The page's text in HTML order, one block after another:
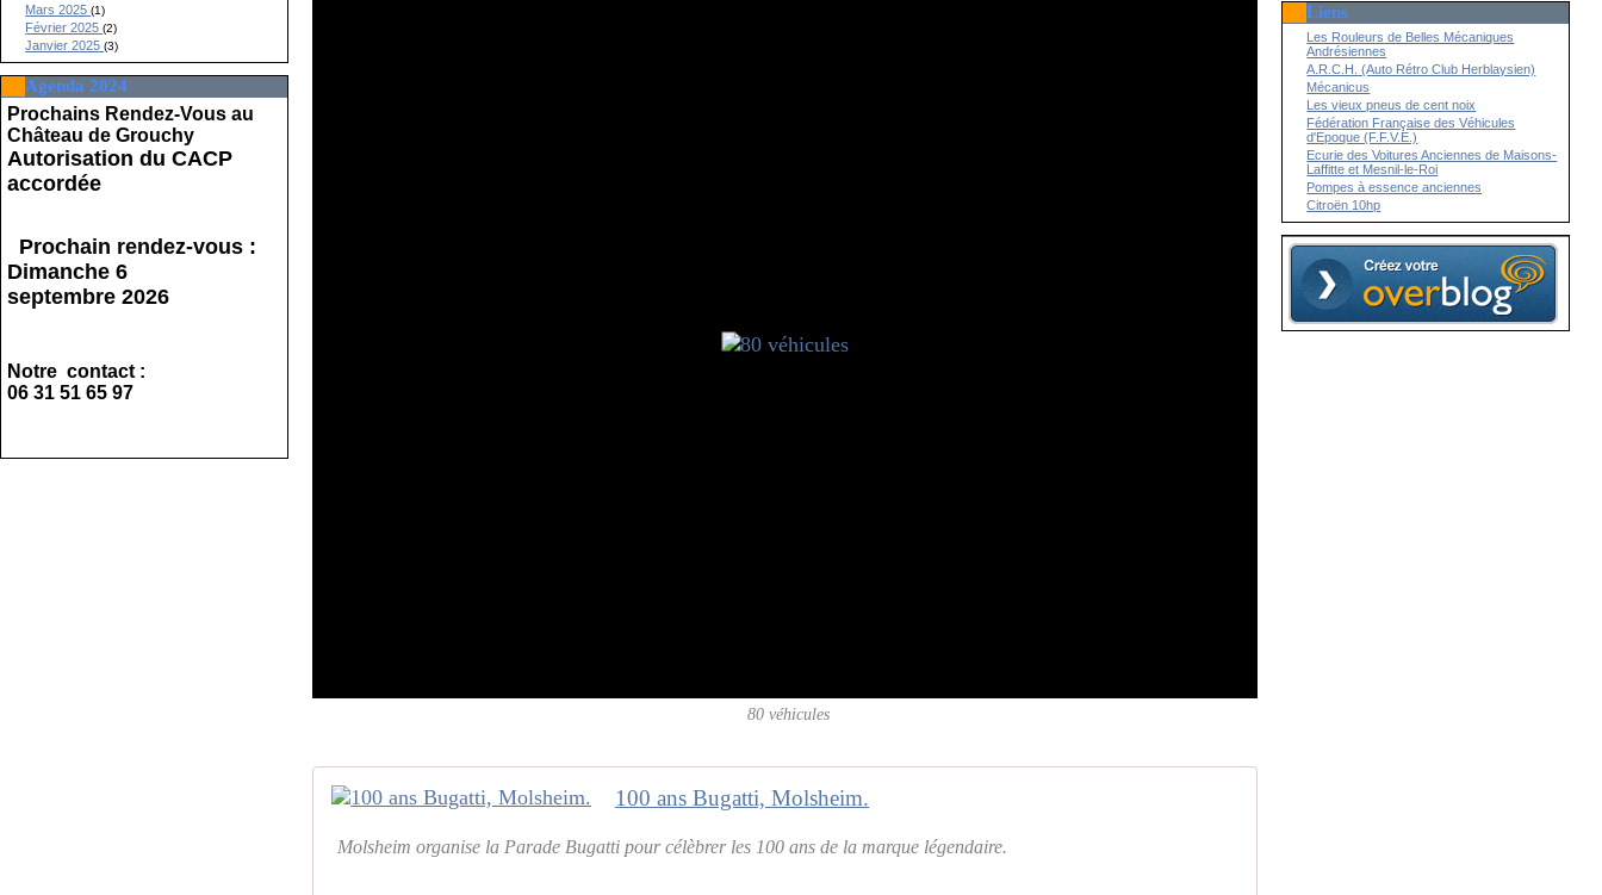
Mars 2025(1)
Février 2025(2)
Janvier 2025(3)
Agenda 2024
Prochains Rendez-Vous au
Château de Grouchy
Autorisation du CACP
accordée
Prochain rendez-vous :
Dimanche 6
septembre 2026
Notre contact :
06 31 51 65 97
80 véhicules
100 ans Bugatti, Molsheim.
Molsheim organise la Parade Bugatti pour célèbrer les 100 ans de la marque légendaire.
Liens
Les Rouleurs de Belles Mécaniques
Andrésiennes
A.R.C.H. (Auto Rétro Club Herblaysien)
Mécanicus
Les vieux pneus de cent noix
Fédération Française des Véhicules
d'Epoque (F.F.V.E.)
Ecurie des Voitures Anciennes de Maisons-
Laffitte et Mesnil-le-Roi
Pompes à essence anciennes
Citroën 10hp